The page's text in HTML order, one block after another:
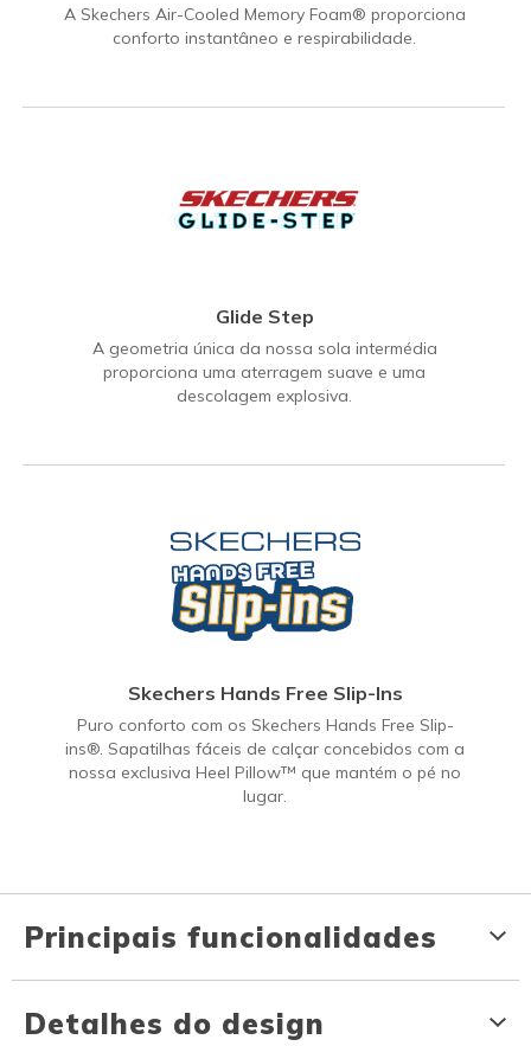
A Skechers Air-Cooled Memory Foam® proporciona
conforto instantâneo e respirabilidade.
Glide Step
A geometria única da nossa sola intermédia
proporciona uma aterragem suave e uma
descolagem explosiva.
Skechers Hands Free Slip-Ins
Puro conforto com os Skechers Hands Free Slip-
ins®. Sapatilhas fáceis de calçar concebidos com a
nossa exclusiva Heel Pillow™ que mantém o pé no
lugar.
Principais funcionalidades
Detalhes do design